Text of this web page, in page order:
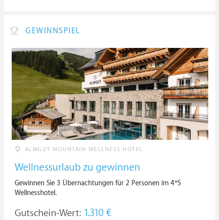
GEWINNSPIEL
ALMGUT MOUNTAIN WELLNESS HOTEL
Wellnessurlaub zu gewinnen
Gewinnen Sie 3 Übernachtungen für 2 Personen im 4*S
Wellnesshotel.
Gutschein-Wert: 1.310 €